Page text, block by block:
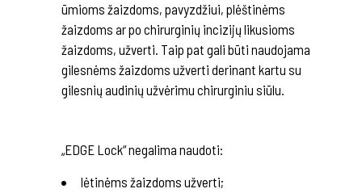
ūmioms žaizdoms, pavyzdžiui, plėštinėms
žaizdoms ar po chirurginių incizijų likusioms
žaizdoms, užverti. Taip pat gali būti naudojama
gilesnėms žaizdoms užverti derinant kartu su
gilesnių audinių užvėrimu chirurginiu siūlu.
„EDGE Lock“ negalima naudoti:
lėtinėms žaizdoms užverti;